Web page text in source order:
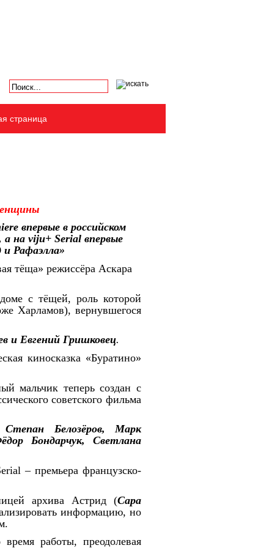
страница
впервые в российском
на viju+ Serial впервые
Рафаэлла»
тёща» режиссёра Аскара
с тёщей, роль которой
Харламов), вернувшегося
и Евгений Гришковец.
киносказка «Буратино»
мальчик теперь создан с
советского фильма
Белозёров, Марк
Бондарчук, Светлана
– премьера французско-
архива Астрид (Сара
информацию, но
работы, преодолевая